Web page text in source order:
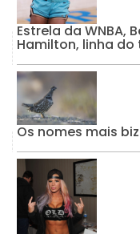
Estrela da WNBA,
Hamilton, linha
Os nomes mais